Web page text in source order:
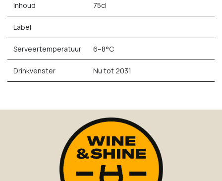
Inhoud 75cl
Label
Serveertemperatuur 6–8°C
Drinkvenster Nu tot 2031